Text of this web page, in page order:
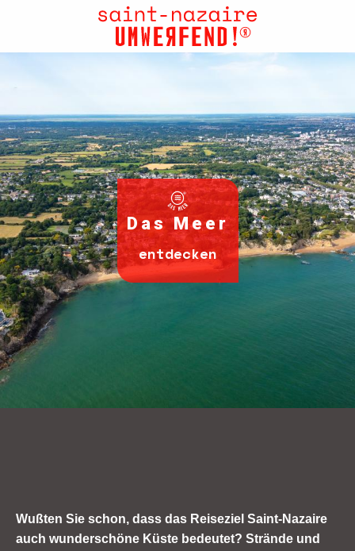
Das Meer
entdecken
Wußten Sie schon, dass das Reiseziel Saint-Nazaire
auch wunderschöne Küste bedeutet? Strände und